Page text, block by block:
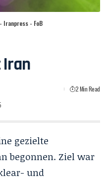
Iranpress - FoB
2 Min Read
gezielte
begonnen. Ziel war
und